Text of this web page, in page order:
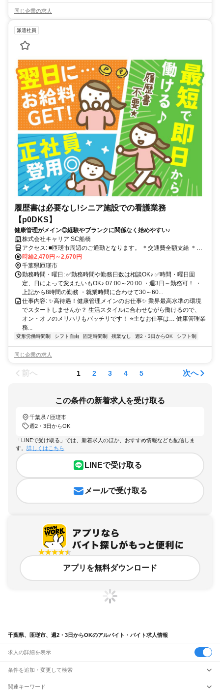
同じ企業の求人
派遣社員
履歴書は必要なし!シニア施設での看護業務
【p0DKS】
健康管理がメイン◎経験やブランクに関係なく始めやすい♪
株式会社キャリア SC船橋
アクセス: ■匝瑳市周辺のご通勤となります。 ＊交通費全額支給 ＊車
通勤・バイク通勤OK（ガソリン代支給） ＊自転車通勤OK
時給2,470円～2,670円
千葉県匝瑳市
勤務時間・曜日: ✅勤務時間や勤務日数は相談OK♪ ✅時間・曜日固
定、日によって変えたいもOK♪ 07:00～20:00 ・週3日～勤務可！ ・
上記から8時間の勤務 ・就業時間に合わせて30～60...
仕事内容: ✨高待遇！健康管理メインのお仕事✨ 業界最高水準の環境
でスタートしませんか？ 生活スタイルに合わせながら働けるので、
オン・オフのメリハリもバッチリです！ ⭐主なお仕事は… 健康管理業
務...
変形労働時間制 シフト自由 固定時間制 残業なし 週2・3日からOK シフト制
同じ企業の求人
前へ 1 2 3 4 5 次へ
この条件の新着求人を受け取る
千葉県 / 匝瑳市
週2・3日からOK
「LINEで受け取る」では、新着求人のほか、おすすめ情報なども配信しま
す。 詳しくはこちら
LINEで受け取る
メールで受け取る
アプリを無料ダウンロード
千葉県、匝瑳市、週2・3日からOKのアルバイト・バイト求人情報
求人の詳細を表示
条件を追加・変更して検索
市区町村を追加・変更
関連キーワード